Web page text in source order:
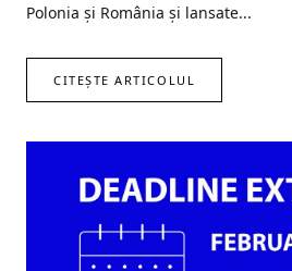
Polonia și România și lansate...
CITEȘTE ARTICOLUL